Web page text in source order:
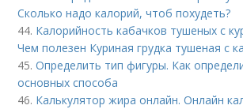
Сколько надо калорий, чтоб похудеть?
44. Калорийность кабачков тушеных с
Чем полезен Куриная грудка тушеная с
45.Определить тип фигуры. Как
основных способа
46. Калькулятор жира онлайн. Онлайн